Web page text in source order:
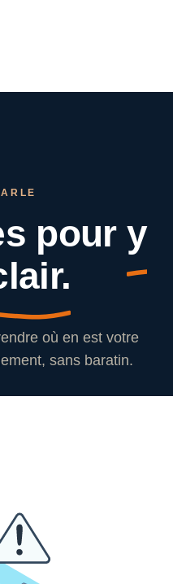
pour y
où en est votre
sans baratin.